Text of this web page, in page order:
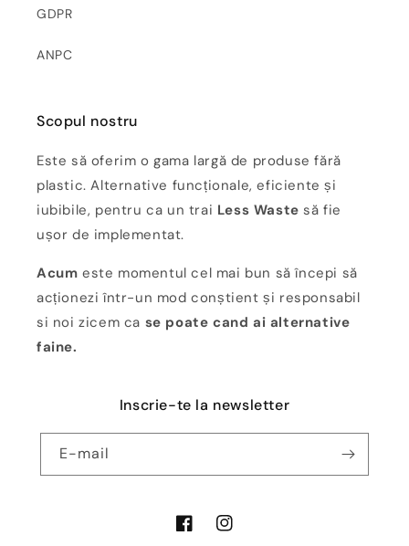
GDPR
ANPC
Scopul nostru
Este să oferim o gama largă de produse fără
plastic. Alternative funcționale, eficiente și
iubibile, pentru ca un trai Less Waste să fie
ușor de implementat.
Acum este momentul cel mai bun să începi să
acționezi într-un mod conștient și responsabil
si noi zicem ca se poate cand ai alternative
faine.
Inscrie-te la newsletter
E-mail
FacebookInstagram